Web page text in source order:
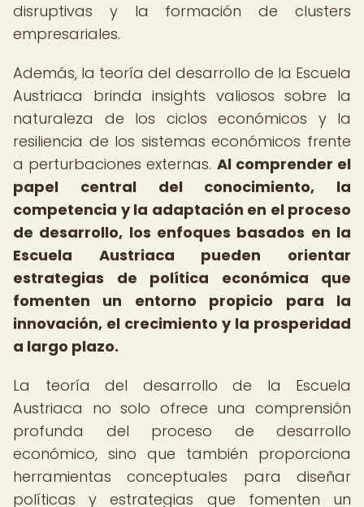
disruptivas y la formación de clusters
empresariales.
Además, la teoría del desarrollo de la Escuela
Austriaca brinda insights valiosos sobre la
naturaleza de los ciclos económicos y la
resiliencia de los sistemas económicos frente
a perturbaciones externas. Al comprender el
papel central del conocimiento, la
competencia y la adaptación en el proceso
de desarrollo, los enfoques basados en la
Escuela Austriaca pueden orientar
estrategias de política económica que
fomenten un entorno propicio para la
innovación, el crecimiento y la prosperidad
a largo plazo.
La teoría del desarrollo de la Escuela
Austriaca no solo ofrece una comprensión
profunda del proceso de desarrollo
económico, sino que también proporciona
herramientas conceptuales para diseñar
políticas y estrategias que fomenten un